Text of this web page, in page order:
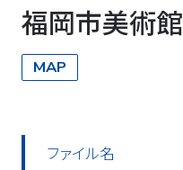
福岡市美術館
MAP
ファイル名